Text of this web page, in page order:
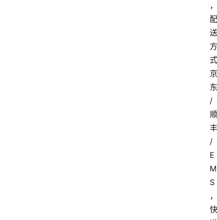
，
配
送
方
式
京
东
/
顺
丰
/
E
M
S
，
快